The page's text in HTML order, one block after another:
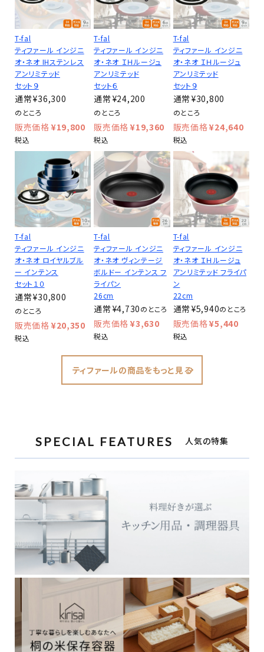
T-fal
ティファール インジニ
オ・ネオ IHステンレス
アンリミテッド
セット９
¥36,300
のところ
¥19,800
税込
T-fal
ティファール インジニ
オ・ネオ ＩＨルージュ
アンリミテッド
セット６
¥24,200
のところ
¥19,360
税込
T-fal
ティファール インジニ
オ・ネオ ＩＨルージュ
アンリミテッド
セット９
¥30,800
のところ
¥24,640
税込
T-fal
ティファール インジニ
オ・ネオ ロイヤルブル
ー インテンス
セット１０
¥30,800
のところ
¥20,350
税込
T-fal
ティファール インジニ
オ・ネオ ヴィンテージ
ボルドー インテンス フ
ライパン
26cm
¥4,730のところ
¥3,630
税込
T-fal
ティファール インジニ
オ・ネオ ＩＨルージュ
アンリミテッド フライパ
ン
22cm
¥5,940のところ
¥5,440
税込
ティファールの商品をもっと見る
SPECIAL FEATURES 人気の特集